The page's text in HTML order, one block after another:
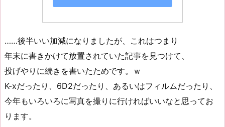
……後半いい加減になりましたが、これはつまり
年末に書きかけて放置されていた記事を見つけて、
投げやりに続きを書いたためです。ｗ
K-xだったり、6D2だったり、あるいはフィルムだったり、
今年もいろいろに写真を撮りに行ければいいなと思ってお
ります。